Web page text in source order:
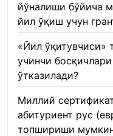
йўналиши бўйича
йил ўқиш учун
«Йил ўқитувчиси»
учинчи
ўтказилади?
Миллий
абитуриент рус
топшириши